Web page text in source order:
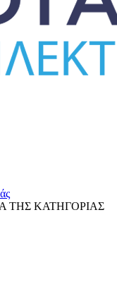
ΤΗΣ ΚΑΤΗΓΟΡΙΑΣ